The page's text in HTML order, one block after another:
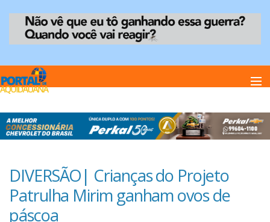
Home
Anuncie
DIVERSÃO| Crianças do Projeto
Patrulha Mirim ganham ovos de
páscoa